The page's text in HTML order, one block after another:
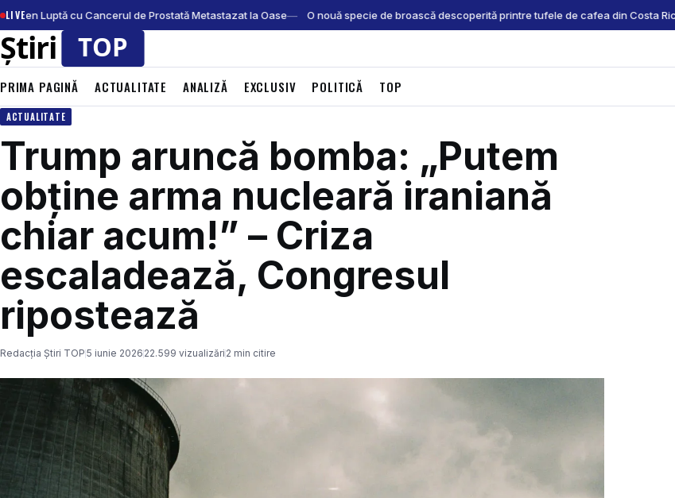
LIVE Luptă cu Cancerul de Prostată Metastazat la Oase O nouă specie de broască descoperită printre tufele de cafea din Costa Rica!
PRIMA PAGINĂ ACTUALITATE ANALIZĂ EXCLUSIV POLITICĂ TOP
ACTUALITATE
Trump aruncă bomba: „Putem
obține arma nucleară iraniană
chiar acum!” – Criza
escaladează, Congresul
ripostează
Redacția Știri TOP 5 iunie 2026 22.599 vizualizări 2 min citire